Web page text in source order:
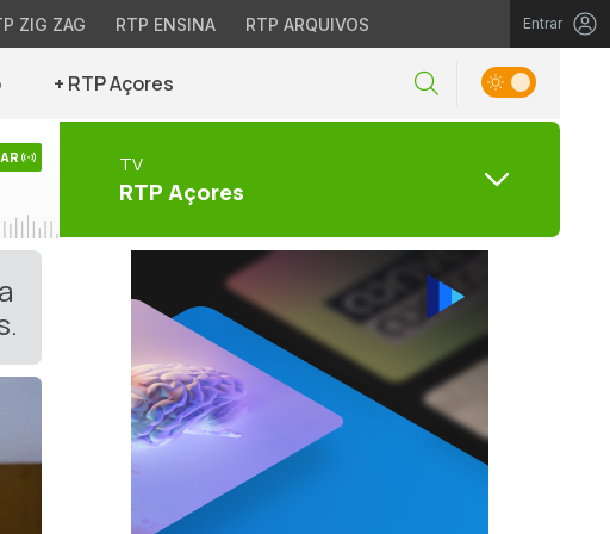
ZIG ZAG RTP ENSINA RTP ARQUIVOS Entrar
+ RTP Açores
TV
RTP Açores